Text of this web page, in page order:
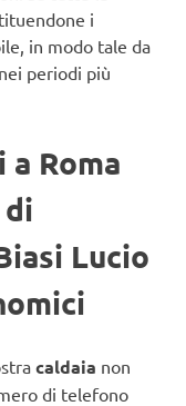
i
in modo tale da
periodi più
Roma
Lucio
caldaia non
di telefono